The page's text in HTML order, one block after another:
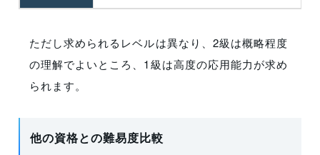
ただし求められるレベルは異なり、2級は概略程度
の理解でよいところ、1級は高度の応用能力が求め
られます。
他の資格との難易度比較